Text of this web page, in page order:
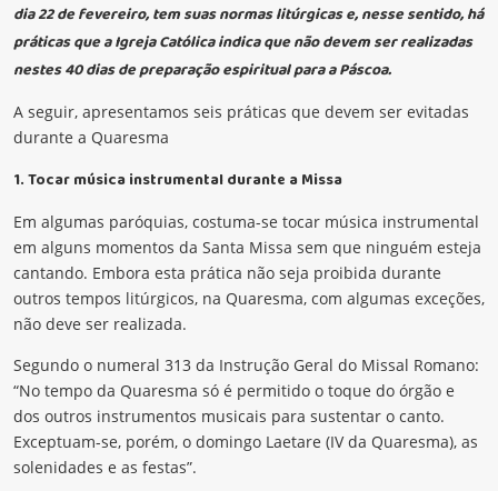
dia 22 de fevereiro, tem suas normas litúrgicas e, nesse sentido, há
práticas que a Igreja Católica indica que não devem ser realizadas
nestes 40 dias de preparação espiritual para a Páscoa.
A seguir, apresentamos seis práticas que devem ser evitadas
durante a Quaresma
1. Tocar música instrumental durante a Missa
Em algumas paróquias, costuma-se tocar música instrumental
em alguns momentos da Santa Missa sem que ninguém esteja
cantando. Embora esta prática não seja proibida durante
outros tempos litúrgicos, na Quaresma, com algumas exceções,
não deve ser realizada.
Segundo o numeral 313 da Instrução Geral do Missal Romano:
“No tempo da Quaresma só é permitido o toque do órgão e
dos outros instrumentos musicais para sustentar o canto.
Exceptuam-se, porém, o domingo Laetare (IV da Quaresma), as
solenidades e as festas”.